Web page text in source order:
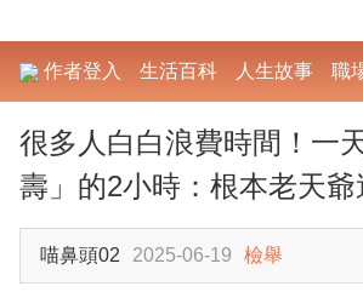
作者登入 生活百科 人生故事 職
很多人白白浪費時間！一
壽」的2小時：根本老天
喵鼻頭02 2025-06-19 檢舉